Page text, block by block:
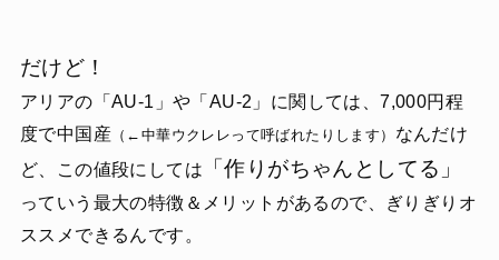
だけど！
アリアの「AU-1」や「AU-2」に関しては、7,000円程
度で中国産（←中華ウクレレって呼ばれたりします） なんだけ
ど、この値段にしては
「作りがちゃんとしてる」
っていう最大の特徴＆メリットがあるので、ぎりぎりオ
ススメできるんです。